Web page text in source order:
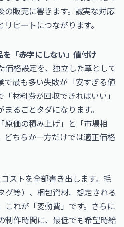
の販売に響きます。誠実な対応
ピートにつながります。
「赤字にしない」値付け
価格設定を、独立した章として
で最も多い失敗が「安すぎる値
材料費が回収できればいい」
るごとタダになります。
原価の積み上げ」と「市場相
どちらか一方だけでは適正価格
ストを全部書き出します。毛
グ等）、梱包資材、想定される
これが「変動費」です。さらに
制作時間に、最低でも希望時給